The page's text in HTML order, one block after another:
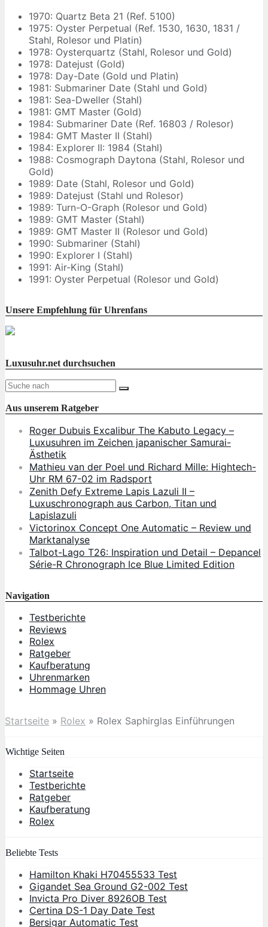
1970: Quartz Beta 21 (Ref. 5100)
1975: Oyster Perpetual (Ref. 1530, 1630, 1831 /
Stahl, Rolesor und Platin)
1978: Oysterquartz (Stahl, Rolesor und Gold)
1978: Datejust (Gold)
1978: Day-Date (Gold und Platin)
1981: Submariner Date (Stahl und Gold)
1981: Sea-Dweller (Stahl)
1981: GMT Master (Gold)
1984: Submariner Date (Ref. 16803 / Rolesor)
1984: GMT Master II (Stahl)
1984: Explorer II: 1984 (Stahl)
1988: Cosmograph Daytona (Stahl, Rolesor und
Gold)
1989: Date (Stahl, Rolesor und Gold)
1989: Datejust (Stahl und Rolesor)
1989: Turn-O-Graph (Rolesor und Gold)
1989: GMT Master (Stahl)
1989: GMT Master II (Rolesor und Gold)
1990: Submariner (Stahl)
1990: Explorer I (Stahl)
1991: Air-King (Stahl)
1991: Oyster Perpetual (Rolesor und Gold)
Unsere Empfehlung für Uhrenfans
Luxusuhr.net durchsuchen
Aus unserem Ratgeber
Roger Dubuis Excalibur The Kabuto Legacy –
Luxusuhren im Zeichen japanischer Samurai-
Ästhetik
Mathieu van der Poel und Richard Mille: Hightech-
Uhr RM 67-02 im Radsport
Zenith Defy Extreme Lapis Lazuli II –
Luxuschronograph aus Carbon, Titan und
Lapislazuli
Victorinox Concept One Automatic – Review und
Marktanalyse
Talbot-Lago T26: Inspiration und Detail – Depancel
Série-R Chronograph Ice Blue Limited Edition
Navigation
Testberichte
Reviews
Rolex
Ratgeber
Kaufberatung
Uhrenmarken
Hommage Uhren
Startseite » Rolex » Rolex Saphirglas Einführungen
Wichtige Seiten
Startseite
Testberichte
Ratgeber
Kaufberatung
Rolex
Beliebte Tests
Hamilton Khaki H70455533 Test
Gigandet Sea Ground G2-002 Test
Invicta Pro Diver 8926OB Test
Certina DS-1 Day Date Test
Bersigar Automatic Test